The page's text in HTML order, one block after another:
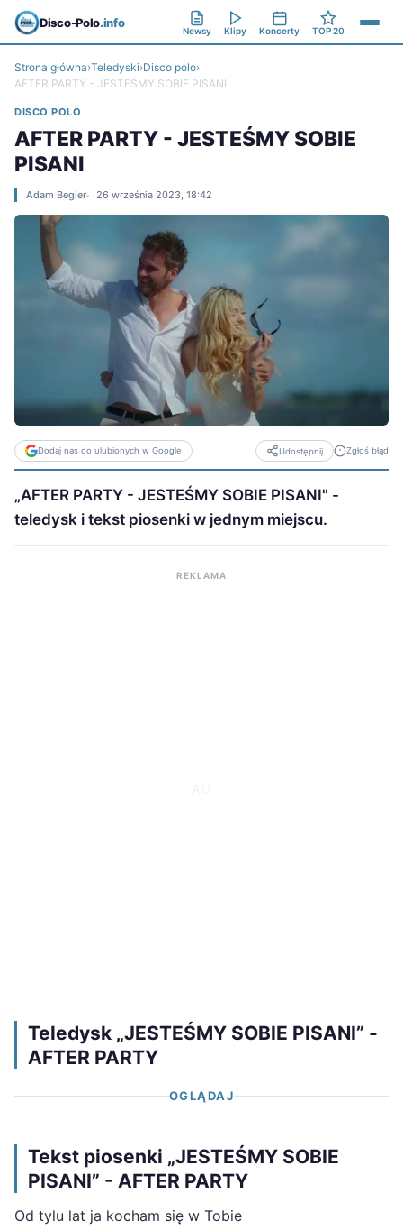
Disco-Polo.info
Newsy Klipy Koncerty TOP 20
Strona główna›Teledyski›Disco polo›
AFTER PARTY - JESTEŚMY SOBIE PISANI
DISCO POLO
AFTER PARTY - JESTEŚMY SOBIE
PISANI
Adam Begier 26 września 2023, 18:42
Dodaj nas do ulubionych w Google Udostępnij Zgłoś błąd
„AFTER PARTY - JESTEŚMY SOBIE PISANI" -
teledysk i tekst piosenki w jednym miejscu.
REKLAMA
Teledysk „JESTEŚMY SOBIE PISANI” -
AFTER PARTY
OGLĄDAJ
Tekst piosenki „JESTEŚMY SOBIE
PISANI” - AFTER PARTY
Od tylu lat ja kocham się w Tobie